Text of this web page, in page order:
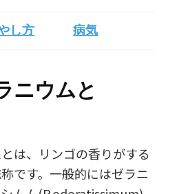
し方 病気
ニウムと
は、リンゴの香りがする
です。一般的にはゼラニ